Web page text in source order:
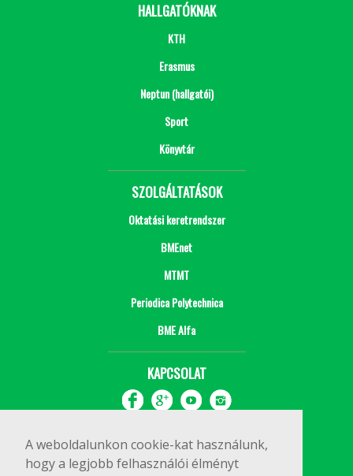
A weboldalunkon cookie-kat használunk,
hogy a legjobb felhasználói élményt
HALLGATÓKNAK
KTH
Erasmus
Neptun (hallgatói)
Sport
Könyvtár
SZOLGÁLTATÁSOK
Oktatási keretrendszer
BMEnet
MTMT
Periodica Polytechnica
BME Alfa
KAPCSOLAT